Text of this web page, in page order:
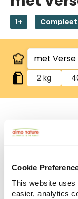
Cookie
This website
easier, analytics
1+ Compleet
2 kg
Vers
Bevat vers
Ingrediënten